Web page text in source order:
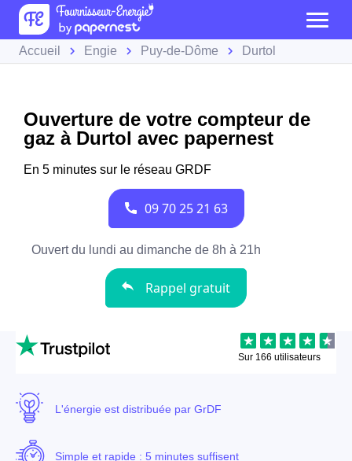
Accueil Engie Puy-de-Dôme Durtol